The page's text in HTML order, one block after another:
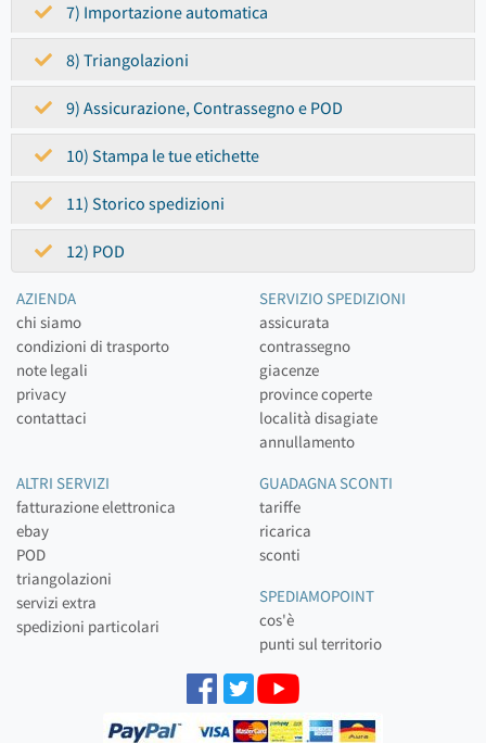
7) Importazione automatica
8) Triangolazioni
9) Assicurazione, Contrassegno e POD
10) Stampa le tue etichette
11) Storico spedizioni
12) POD
AZIENDA
chi siamo
condizioni di trasporto
note legali
privacy
contattaci
SERVIZIO SPEDIZIONI
assicurata
contrassegno
giacenze
province coperte
località disagiate
annullamento
ALTRI SERVIZI
fatturazione elettronica
ebay
POD
triangolazioni
servizi extra
spedizioni particolari
GUADAGNA SCONTI
tariffe
ricarica
sconti
SPEDIAMOPOINT
cos'è
punti sul territorio